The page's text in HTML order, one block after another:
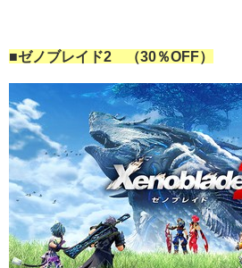
■ゼノブレイド2 （30％OFF）